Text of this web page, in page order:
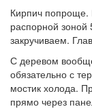
Кирпич
распорной
закручиваем.
С деревом
обязательно с
мостик холода.
прямо через